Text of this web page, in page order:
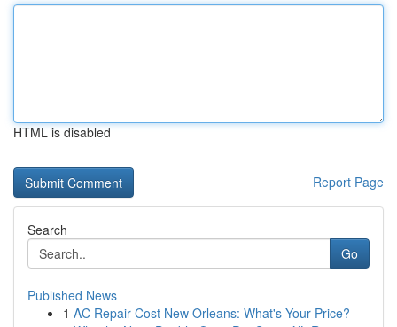
HTML is disabled
Report Page
Search
Go
Published News
1 AC Repair Cost New Orleans: What's Your Price?